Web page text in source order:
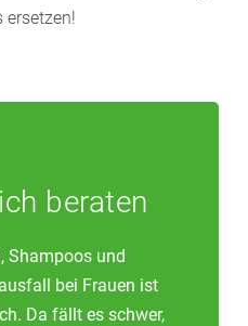
beraten
Shampoos und
bei Frauen ist
Da fällt es schwer,